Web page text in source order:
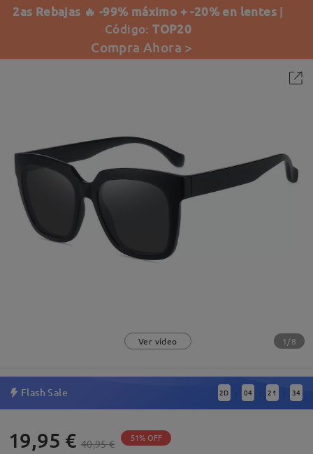
2as Rebajas 🔥 -99% máximo + -20% en lentes |
Código:TOP20
Compra Ahora >
Ver vídeo 1/8
Flash Sale 2D : 04 : 21 : 33
19,95 € 40,95 € 51% OFF